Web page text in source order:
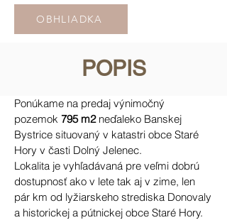
OBHLIADKA
POPIS
Ponúkame na predaj výnimočný
pozemok 795 m2neďaleko Banskej
Bystrice situovaný v katastri obce Staré
Hory v časti Dolný Jelenec.
Lokalita je vyhľadávaná pre veľmi dobrú
dostupnosť ako v lete tak aj v zime, len
pár km od lyžiarskeho strediska Donovaly
a historickej a pútnickej obce Staré Hory.